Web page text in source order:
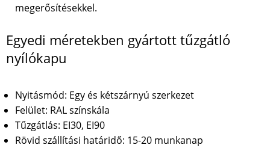
megerősítésekkel.
Egyedi méretekben gyártott tűzgátló
nyílókapu
Nyitásmód: Egy és kétszárnyú szerkezet
Felület: RAL színskála
Tűzgátlás: EI30, EI90
Rövid szállítási határidő: 15-20 munkanap